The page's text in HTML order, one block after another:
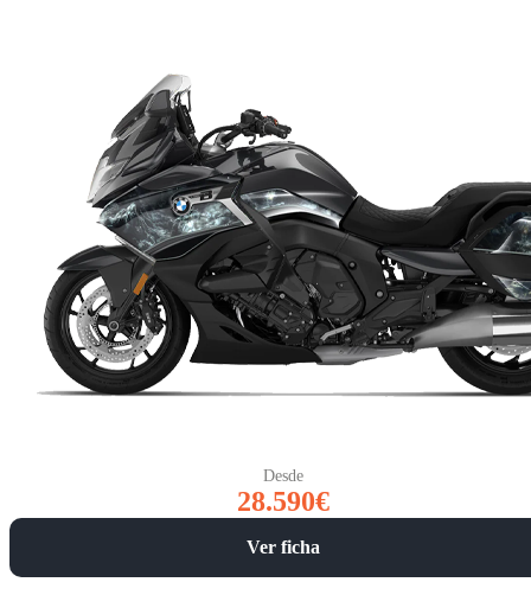
Desde
28.590€
Ver ficha